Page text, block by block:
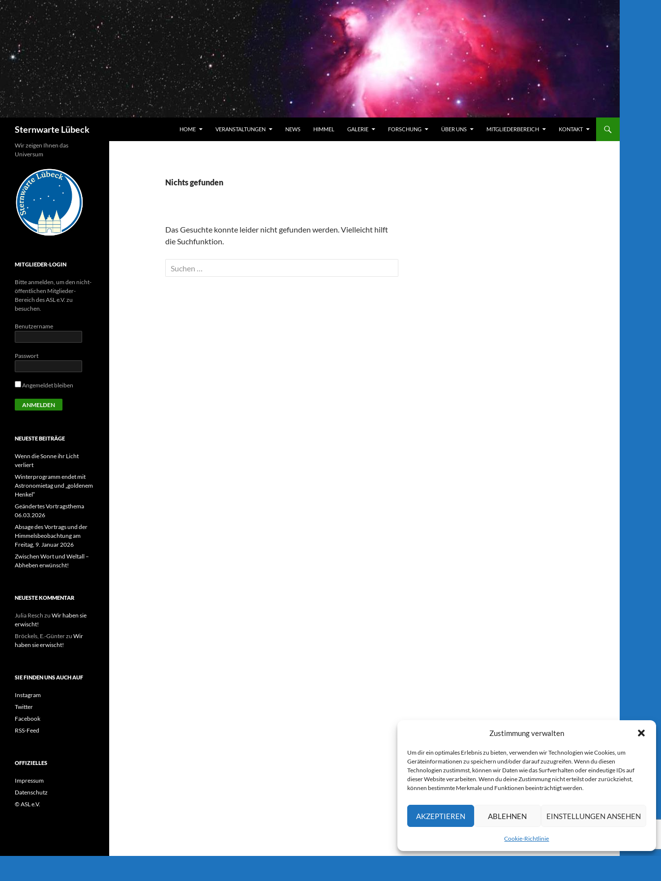
Zustimmung verwalten
Um dir ein optimales Erlebnis zu bieten, verwenden wir Technologien wie Cookies, um
Geräteinformationen zu speichern und/oder darauf zuzugreifen. Wenn du diesen
Technologien zustimmst, können wir Daten wie das Surfverhalten oder eindeutige IDs auf
dieser Website verarbeiten. Wenn du deine Zustimmung nicht erteilst oder zurückziehst,
können bestimmte Merkmale und Funktionen beeinträchtigt werden.
AKZEPTIEREN ABLEHNEN EINSTELLUNGEN ANSEHEN
Cookie-Richtlinie
Zum
Inhalt
springen
Sternwarte Lübeck HOME VERANSTALTUNGEN NEWS HIMMEL GALERIE FORSCHUNG ÜBER UNS MITGLIEDERBEREICH KONTAKT
Nichts gefunden
Das Gesuchte konnte leider nicht gefunden werden. Vielleicht hilft
die Suchfunktion.
Suchen
nach:
Wir zeigen Ihnen das
Universum
MITGLIEDER-LOGIN
Bitte anmelden, um den nicht-
öffentlichen Mitglieder-
Bereich des ASL e.V. zu
besuchen.
Benutzername
Passwort
Angemeldet bleiben
NEUESTE BEITRÄGE
Wenn die Sonne ihr Licht
verliert
Winterprogramm endet mit
Astronomietag und „goldenem
Henkel“
Geändertes Vortragsthema
06.03.2026
Absage des Vortrags und der
Himmelsbeobachtung am
Freitag, 9. Januar 2026
Zwischen Wort und Weltall –
Abheben erwünscht!
NEUESTE KOMMENTAR
Julia Resch zu Wir haben sie
erwischt!
Bröckels, E.-Günterzu Wir
haben sie erwischt!
SIE FINDEN UNS AUCH AUF
Instagram
Twitter
Facebook
RSS-Feed
OFFIZIELLES
Impressum
Datenschutz
© ASL e.V.